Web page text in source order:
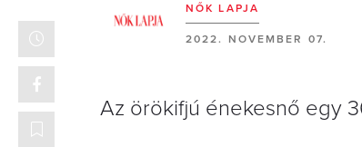
NŐK LAPJA
2022. NOVEMBER 07.
Az örökifjú énekesnő egy